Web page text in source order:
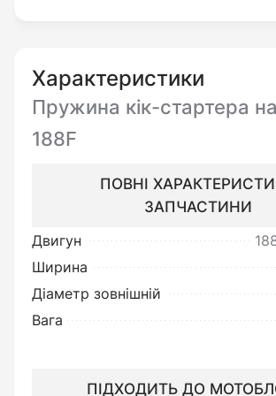
Переконатись у цілісності
та повній відповідності до
Ви можете повернути
Під товаром неналежної
мається на увазі товар, який
несправний та не може
Характеристики
Пружина кік-стартера
188F
ПОВНІ
ЗАПЧАСТИНИ
Двигун
Ширина
Діаметр зовнішній
Вага
ПІДХОДИТЬ ДО